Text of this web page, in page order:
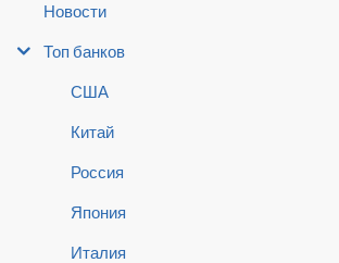
Новости
Топ банков
США
Китай
Россия
Япония
Италия